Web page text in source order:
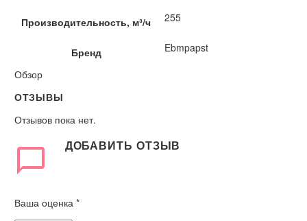
Производительность, м³/ч 255
Бренд
Ebmpapst
Обзор
ОТЗЫВЫ
Отзывов пока нет.
ДОБАВИТЬ ОТЗЫВ
Ваша оценка *